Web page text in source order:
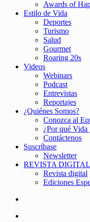
Awards of
Estilo de Vida
Deportes
Turismo
Salud
Gourmet
Roaring 20s
Videos
Webinars
Podcast
Entrevistas
Reportajes
¿Quiénes Somos?
Conozca al
¿Por qué
Contáctenos
Suscríbase
Newsletter
REVISTA DIGITAL
Revista digital
Ediciones